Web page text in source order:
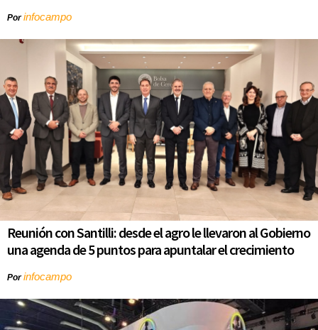
Porinfocampo
Reunión con Santilli: desde el agro le llevaron al Gobierno
una agenda de 5 puntos para apuntalar el crecimiento
Porinfocampo